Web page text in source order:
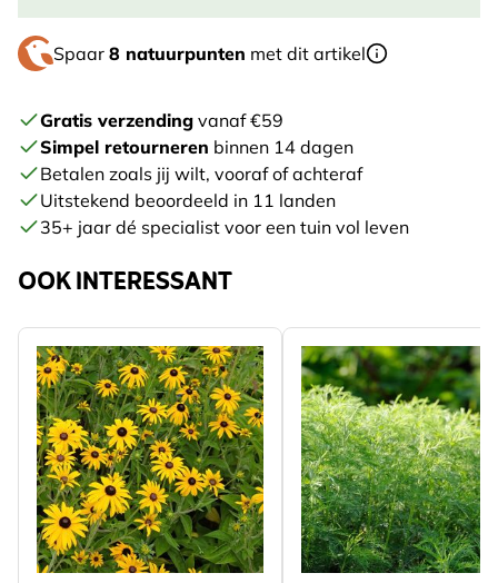
Spaar 8 natuurpunten met dit artikel
Gratis verzending vanaf €59
Simpel retourneren binnen 14 dagen
Betalen zoals jij wilt, vooraf of achteraf
Uitstekend beoordeeld in 11 landen
35+ jaar dé specialist voor een tuin vol leven
OOK INTERESSANT